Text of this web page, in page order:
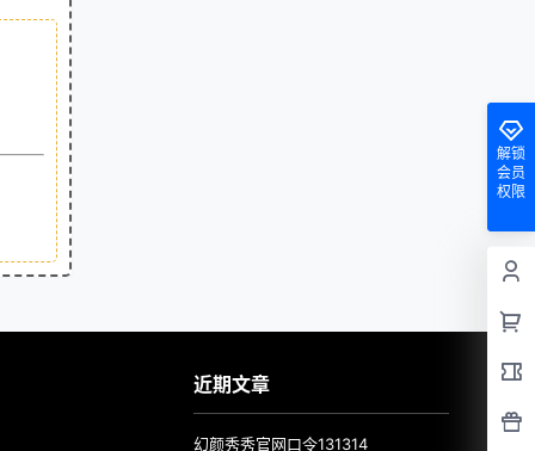
解锁
会员
权限
近期文章
幻颜秀秀官网口令131314